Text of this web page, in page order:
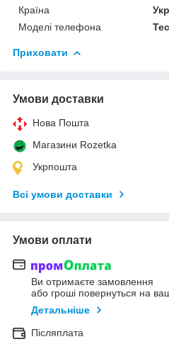
Країна
Моделі телефона
Приховати
Умови доставки
Нова Пошта
Магазини Rozetka
Укрпошта
Всі умови доставки
Умови оплати
Ви отримаєте замовлення
або гроші повернуться на
Детальніше
Післяплата